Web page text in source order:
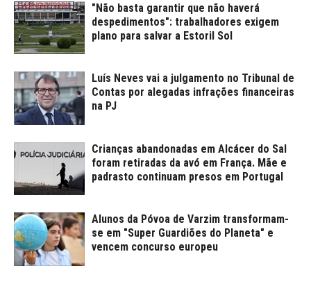
"Não basta garantir que não haverá
despedimentos": trabalhadores exigem
plano para salvar a Estoril Sol
Luís Neves vai a julgamento no Tribunal de
Contas por alegadas infrações financeiras
na PJ
Crianças abandonadas em Alcácer do Sal
foram retiradas da avó em França. Mãe e
padrasto continuam presos em Portugal
Alunos da Póvoa de Varzim transformam-
se em "Super Guardiões do Planeta" e
vencem concurso europeu